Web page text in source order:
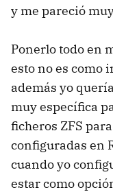
y me pareció
Ponerlo todo en
esto no es como
además yo
muy específica
ficheros ZFS
configuradas en
cuando yo
estar como